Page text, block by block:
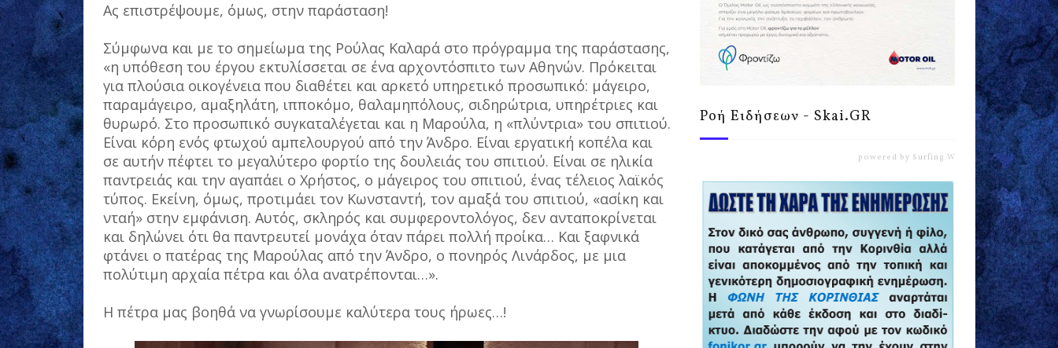
Ας επιστρέψουμε, όμως, στην παράσταση!
Σύμφωνα και με το σημείωμα της Ρούλας Καλαρά στο πρόγραμμα της παράστασης,
«η υπόθεση του έργου εκτυλίσσεται σε ένα αρχοντόσπιτο των Αθηνών. Πρόκειται
για πλούσια οικογένεια που διαθέτει και αρκετό υπηρετικό προσωπικό: μάγειρο,
παραμάγειρο, αμαξηλάτη, ιπποκόμο, θαλαμηπόλους, σιδηρώτρια, υπηρέτριες και
θυρωρό. Στο προσωπικό συγκαταλέγεται και η Μαρούλα, η «πλύντρια» του σπιτιού.
Είναι κόρη ενός φτωχού αμπελουργού από την Άνδρο. Είναι εργατική κοπέλα και
σε αυτήν πέφτει το μεγαλύτερο φορτίο της δουλειάς του σπιτιού. Είναι σε ηλικία
παντρειάς και την αγαπάει ο Χρήστος, ο μάγειρος του σπιτιού, ένας τέλειος λαϊκός
τύπος. Εκείνη, όμως, προτιμάει τον Κωνσταντή, τον αμαξά του σπιτιού, «ασίκη και
νταή» στην εμφάνιση. Αυτός, σκληρός και συμφεροντολόγος, δεν ανταποκρίνεται
και δηλώνει ότι θα παντρευτεί μονάχα όταν πάρει πολλή προίκα… Και ξαφνικά
φτάνει ο πατέρας της Μαρούλας από την Άνδρο, ο πονηρός Λινάρδος, με μια
πολύτιμη αρχαία πέτρα και όλα ανατρέπονται…».
Η πέτρα μας βοηθά να γνωρίσουμε καλύτερα τους ήρωες…!
Ροή Ειδήσεων - Skai.GR
powered by Surfing Waves